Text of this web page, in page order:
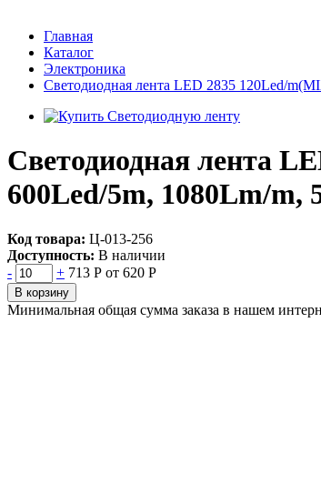
Главная
Каталог
Электроника
Светодиодная лента LED 2835 120Led/
Светодиодная лента
600Led/5m, 1080Lm/m,
Код товара: Ц-013-256
Доступность: В наличии
-
+ 713 Р от 620 Р
В корзину
Минимальная общая сумма заказа в нашем